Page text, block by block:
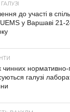
до участі в
UEMS у Варшаві 21-
чинних нормативно-
галузі